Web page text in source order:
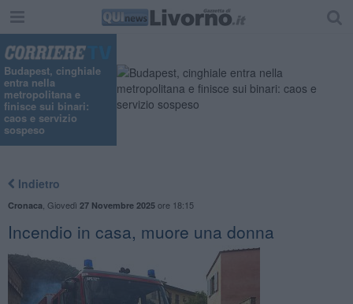
Budapest, cinghiale
entra nella
metropolitana e
finisce sui binari:
caos e servizio
sospeso
Indietro
Cronaca Giovedì 27 Novembre 2025ore 18:15
Incendio in casa, muore una donna